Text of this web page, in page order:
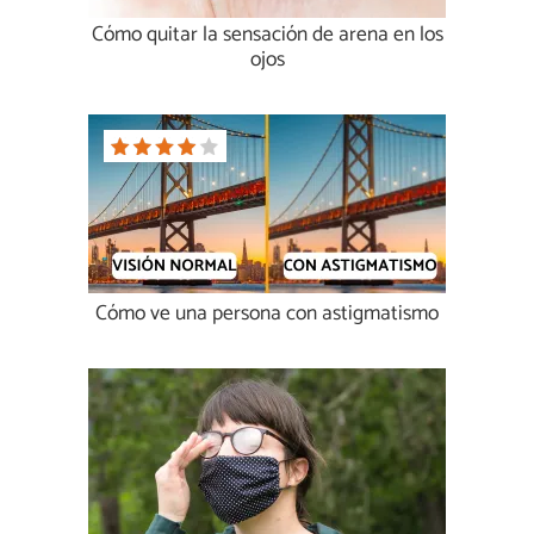
Cómo quitar la sensación de arena en los
ojos
Cómo ve una persona con astigmatismo